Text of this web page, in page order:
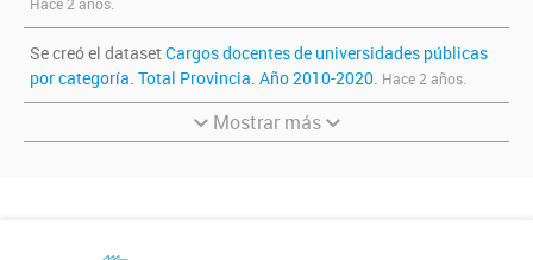
Se creó el dataset Cargos docentes de universidades públicas
por categoría. Total Provincia. Año 2010-2020. Hace 2 años.
Mostrar más